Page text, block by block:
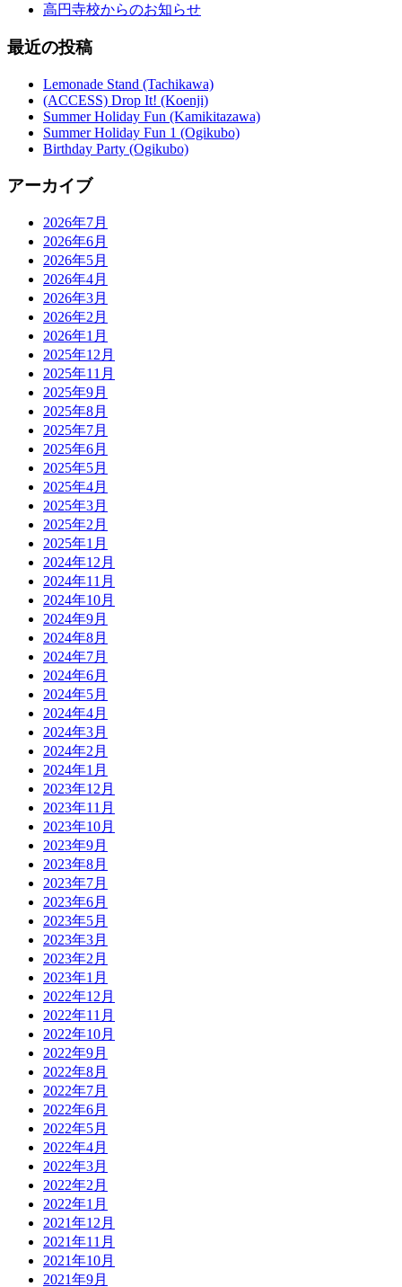
高円寺校からのお知らせ
最近の投稿
Lemonade Stand (Tachikawa)
(ACCESS) Drop It! (Koenji)
Summer Holiday Fun (Kamikitazawa)
Summer Holiday Fun 1 (Ogikubo)
Birthday Party (Ogikubo)
アーカイブ
2026年7月
2026年6月
2026年5月
2026年4月
2026年3月
2026年2月
2026年1月
2025年12月
2025年11月
2025年9月
2025年8月
2025年7月
2025年6月
2025年5月
2025年4月
2025年3月
2025年2月
2025年1月
2024年12月
2024年11月
2024年10月
2024年9月
2024年8月
2024年7月
2024年6月
2024年5月
2024年4月
2024年3月
2024年2月
2024年1月
2023年12月
2023年11月
2023年10月
2023年9月
2023年8月
2023年7月
2023年6月
2023年5月
2023年3月
2023年2月
2023年1月
2022年12月
2022年11月
2022年10月
2022年9月
2022年8月
2022年7月
2022年6月
2022年5月
2022年4月
2022年3月
2022年2月
2022年1月
2021年12月
2021年11月
2021年10月
2021年9月